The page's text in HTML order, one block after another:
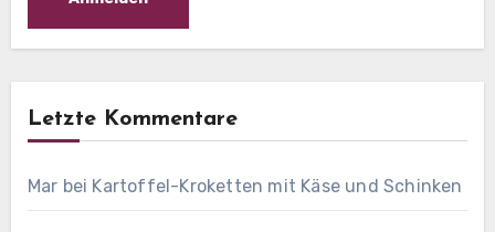
Letzte Kommentare
Mar bei Kartoffel-Kroketten mit Käse und Schinken